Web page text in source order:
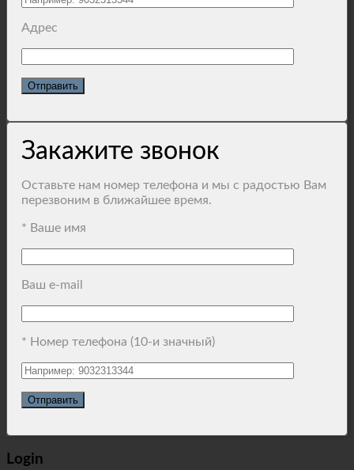
Адрес
Закажите звонок
Оставьте нам номер телефона и мы с радостью Вам
перезвоним в ближайшее время.
* Ваше имя
Ваш e-mail
* Номер телефона (10-и значный)
Login